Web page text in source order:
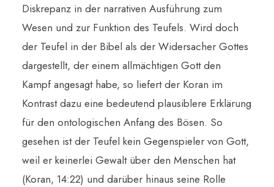
Diskrepanz in der narrativen Ausführung zum
Wesen und zur Funktion des Teufels. Wird doch
der Teufel in der Bibel als der Widersacher Gottes
dargestellt, der einem allmächtigen Gott den
Kampf angesagt habe, so liefert der Koran im
Kontrast dazu eine bedeutend plausiblere Erklärung
für den ontologischen Anfang des Bösen. So
gesehen ist der Teufel kein Gegenspieler von Gott,
weil er keinerlei Gewalt über den Menschen hat
(Koran, 14:22) und darüber hinaus seine Rolle